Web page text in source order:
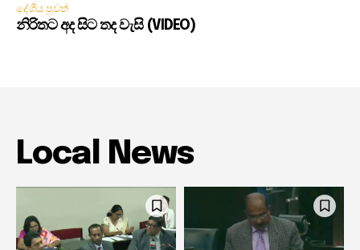
දේශීය පුවත්
නිරිතට අද සිට තද වැසි (VIDEO)
Local News